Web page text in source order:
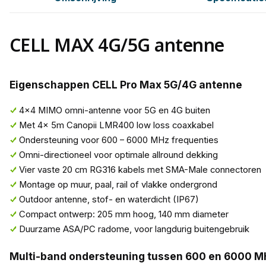
CELL MAX 4G/5G antenne
Eigenschappen CELL Pro Max 5G/4G antenne
4x4 MIMO omni-antenne voor 5G en 4G buiten
Met 4x 5m Canopii LMR400 low loss coaxkabel
Ondersteuning voor 600 – 6000 MHz frequenties
Omni-directioneel voor optimale allround dekking
Vier vaste 20 cm RG316 kabels met SMA-Male connectoren
Montage op muur, paal, rail of vlakke ondergrond
Outdoor antenne, stof- en waterdicht (IP67)
Compact ontwerp: 205 mm hoog, 140 mm diameter
Duurzame ASA/PC radome, voor langdurig buitengebruik
Multi-band ondersteuning tussen 600 en 6000